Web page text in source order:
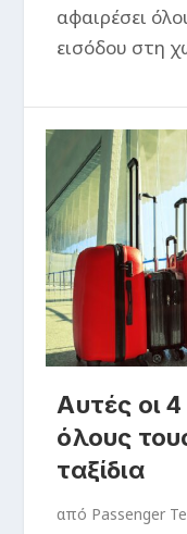
αφαιρέσει
εισόδου στη
Αυτές οι
όλους
ταξίδια
από Passenger